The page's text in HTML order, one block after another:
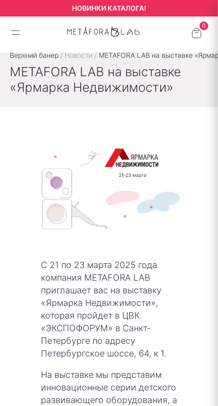
НОВИНКИ КАТАЛОГА!
Верхний банер / Новости / METAFORA LAB на выставке
METAFORA LAB на выставке
«Ярмарка Недвижимости»
С 21 по 23 марта 2025 года
компания METAFORA LAB
приглашает вас на выставку
«Ярмарка Недвижимости»,
которая пройдет в ЦВК
«ЭКСПОФОРУМ» в Санкт-
Петербурге по адресу
Петербургское шоссе, 64, к 1.
На выставке мы представим
инновационные серии детского
развивающего оборудования, а